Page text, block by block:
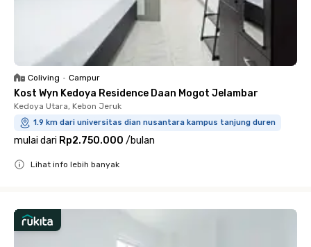
Coliving • Campur
Kost Wyn Kedoya Residence Daan Mogot Jelambar
Kedoya Utara, Kebon Jeruk
1.9 km dari universitas dian nusantara kampus tanjung duren
mulai dari Rp2.750.000 /bulan
Lihat info lebih banyak